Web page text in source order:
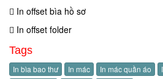
In offset bìa hồ sơ
In offset folder
Tags
In bìa bao thư In mác In mác quần áo